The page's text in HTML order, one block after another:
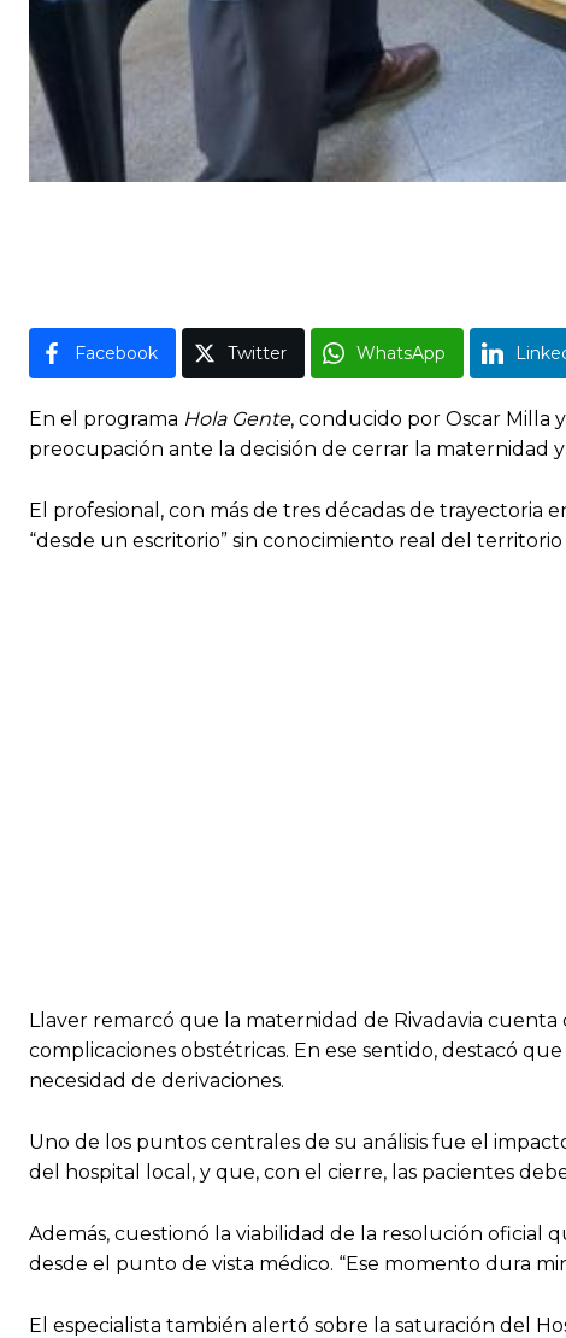
Facebook Twitter WhatsApp
En el programa Hola Gente, conducido por Oscar Milla
preocupación ante la decisión de cerrar la maternidad
El profesional, con más de tres décadas de
“desde un escritorio” sin conocimiento real del
Llaver remarcó que la maternidad de Rivadavia
complicaciones obstétricas. En ese sentido, destacó
necesidad de derivaciones.
Uno de los puntos centrales de su análisis fue el
del hospital local, y que, con el cierre, las pacientes
Además, cuestionó la viabilidad de la resolución
desde el punto de vista médico. “Ese momento dura
El especialista también alertó sobre la saturación del